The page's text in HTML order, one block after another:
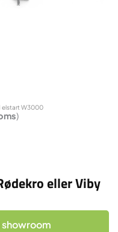
elstart W3000
)
eller Viby
showroom